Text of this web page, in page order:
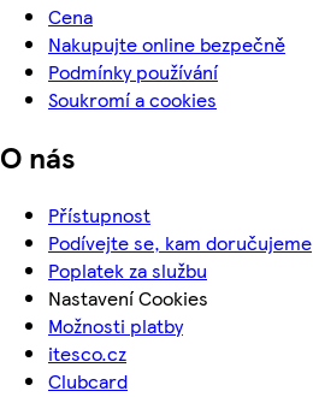
Cena
Nakupujte online bezpečně
Podmínky používání
Soukromí a cookies
O nás
Přístupnost
Podívejte se, kam doručujeme
Poplatek za službu
Nastavení Cookies
Možnosti platby
itesco.cz
Clubcard